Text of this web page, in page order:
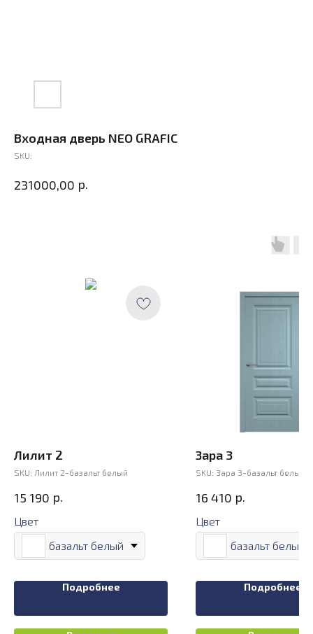
Входная дверь NEO GRAFIC
SKU:
231000,00 р.
Лилит 2
SKU: Лилит 2-базальт белый
15 190 р.
Цвет
базальт белый
Подробнее
Зара 3
SKU: Зара 3-базальт белый
16 410 р.
Цвет
базальт белый
Подробнее